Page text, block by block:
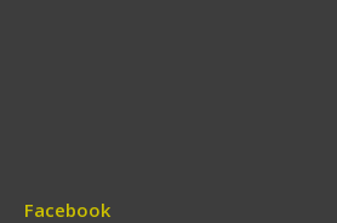
Facebook